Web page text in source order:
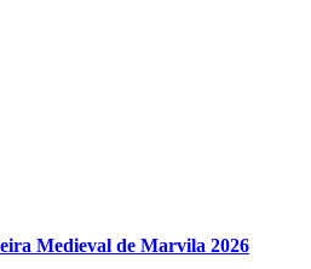
Medieval de Marvila 2026